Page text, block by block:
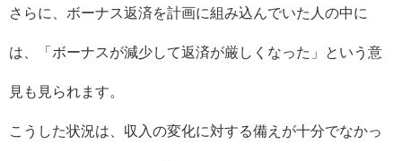
さらに、ボーナス返済を計画に組み込んでいた人の中に
は、「ボーナスが減少して返済が厳しくなった」という意
見も見られます。
こうした状況は、収入の変化に対する備えが十分でなかっ